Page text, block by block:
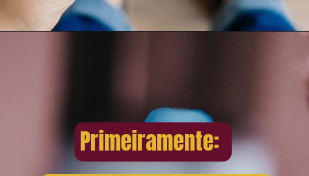
Primeiramente: